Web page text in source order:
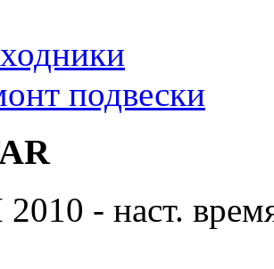
подвески
2010 - наст.